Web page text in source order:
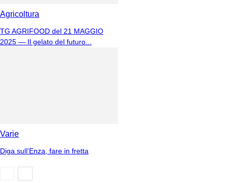
Agricoltura
TG AGRIFOOD del 21 MAGGIO
2025 — Il gelato del futuro...
Varie
Diga sull’Enza, fare in fretta